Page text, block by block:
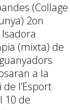
(Collage
2on
(mixta) de
a la
l’Esport
10 de